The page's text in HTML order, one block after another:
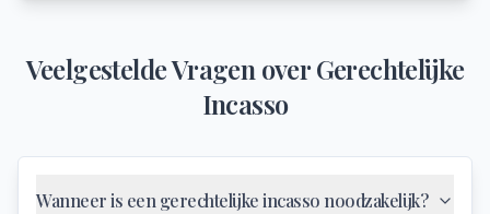
Veelgestelde Vragen overGerechtelijke
Incasso
Wanneer is een gerechtelijke incasso noodzakelijk?